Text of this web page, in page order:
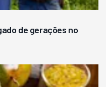
de gerações no